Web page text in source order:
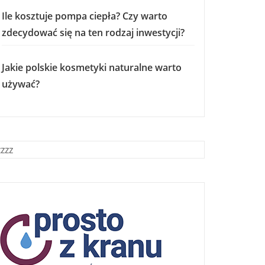
Ile kosztuje pompa ciepła? Czy warto
zdecydować się na ten rodzaj inwestycji?
Jakie polskie kosmetyki naturalne warto
używać?